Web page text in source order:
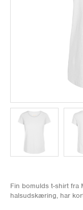
Fin bomulds t-shirt fra
halsudskæring, har